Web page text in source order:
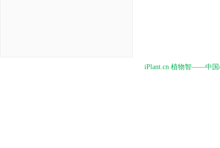
iPlant.cn 植物智——中国